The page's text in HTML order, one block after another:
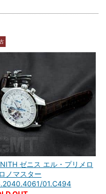
ゼニス エル・プリメロ
ノマスター
01.C494